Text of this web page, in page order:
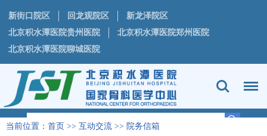
新街口院区 回龙观院区
新龙泽院区
北京积水潭医院贵州医院
北京积水潭医院郑州医院
北京积水潭医院聊城医院
当前位置： 首页 >> 互动交流 >> 院务信箱